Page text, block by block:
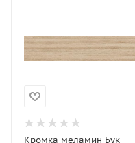
Кромка меламин Бук